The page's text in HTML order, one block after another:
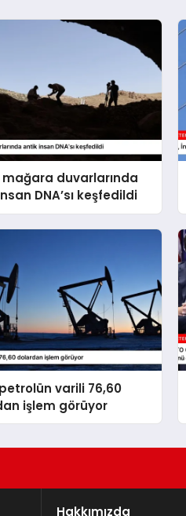
mağara duvarlarında
DNA’sı keşfedildi
varili 76,60
işlem görüyor
Hakkımızda